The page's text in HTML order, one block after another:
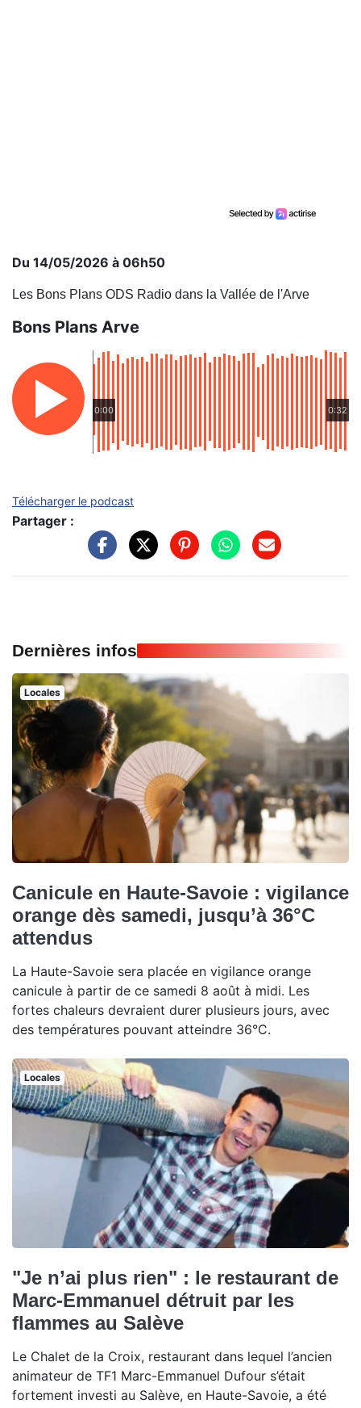
Du 14/05/2026 à 06h50
Les Bons Plans ODS Radio dans la Vallée de l'Arve
Bons Plans Arve
0:00 0:32
Télécharger le podcast
Partager :
Dernières infos
Locales
Canicule en Haute-Savoie : vigilance
orange dès samedi, jusqu’à 36°C
attendus
La Haute-Savoie sera placée en vigilance orange
canicule à partir de ce samedi 8 août à midi. Les
fortes chaleurs devraient durer plusieurs jours, avec
des températures pouvant atteindre 36°C.
Locales
"Je n’ai plus rien" : le restaurant de
Marc-Emmanuel détruit par les
flammes au Salève
Le Chalet de la Croix, restaurant dans lequel l’ancien
animateur de TF1 Marc-Emmanuel Dufour s’était
fortement investi au Salève, en Haute-Savoie, a été